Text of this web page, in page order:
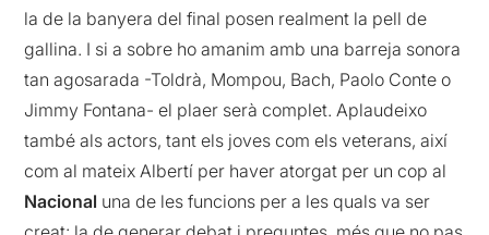
la de la banyera del final posen realment la pell de
gallina. I si a sobre ho amanim amb una barreja sonora
tan agosarada -Toldrà, Mompou, Bach, Paolo Conte o
Jimmy Fontana- el plaer serà complet. Aplaudeixo
també als actors, tant els joves com els veterans, així
com al mateix Albertí per haver atorgat per un cop al
Nacional una de les funcions per a les quals va ser